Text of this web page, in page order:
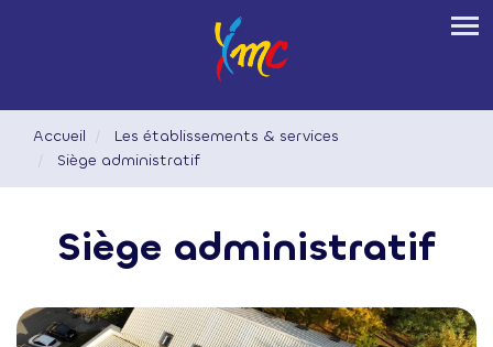
Accueil
Les établissements & services
Siège administratif
Siège administratif